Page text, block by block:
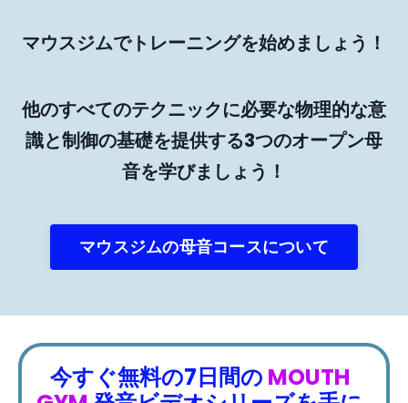
マウスジムでトレーニングを始めましょう！
他のすべてのテクニックに必要な物理的な意
識と制御の基礎を提供する3つのオープン母
音を学びましょう！
マウスジムの母音コースについて
今すぐ無料の7日間の MOUTH